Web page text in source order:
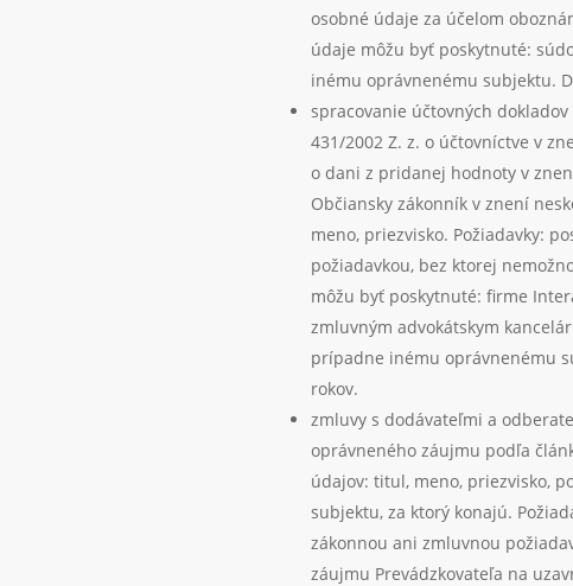
osobné údaje za účelom
údaje môžu byť poskytnuté:
inému oprávnenému subjektu.
spracovanie účtovných
431/2002 Z. z. o účtovníctve v
o dani z pridanej hodnoty v
Občiansky zákonník v znení
meno, priezvisko. Požiadavky:
požiadavkou, bez ktorej
môžu byť poskytnuté: firme
zmluvným advokátskym
prípadne inému oprávnenému
rokov.
zmluvy s dodávateľmi a
oprávneného záujmu podľa
údajov: titul, meno, priezvisko,
subjektu, za ktorý konajú.
zákonnou ani zmluvnou
záujmu Prevádzkovateľa na